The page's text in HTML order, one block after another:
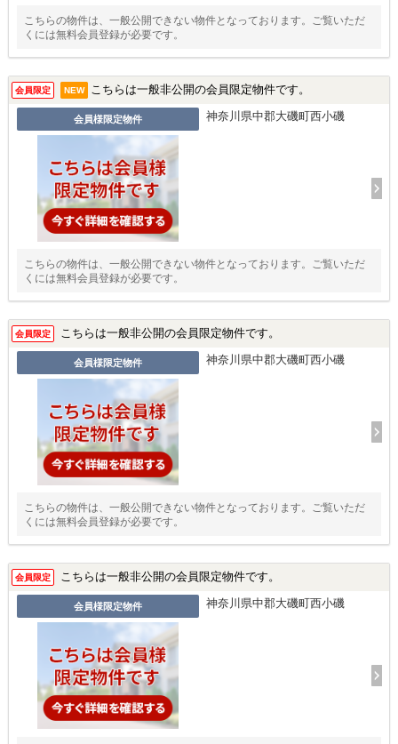
こちらの物件は、一般公開できない物件となっております。ご覧いただ
くには無料会員登録が必要です。
会員限定 NEW こちらは一般非公開の会員限定物件です。
会員様限定物件 神奈川県中郡大磯町西小磯
こちらの物件は、一般公開できない物件となっております。ご覧いただ
くには無料会員登録が必要です。
会員限定 こちらは一般非公開の会員限定物件です。
会員様限定物件 神奈川県中郡大磯町西小磯
こちらの物件は、一般公開できない物件となっております。ご覧いただ
くには無料会員登録が必要です。
会員限定 こちらは一般非公開の会員限定物件です。
会員様限定物件 神奈川県中郡大磯町西小磯